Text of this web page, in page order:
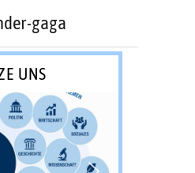
gaga
UNS